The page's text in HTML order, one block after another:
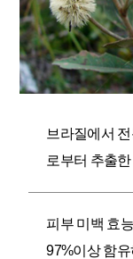
브라질에서
로부터 추출
피부 미백 효
97%이상 함